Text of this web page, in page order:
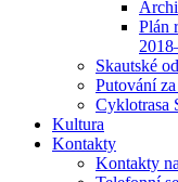
Plán
Skautské
Putování
Cyklotrasa
Kultura
Kontakty
Kontakty